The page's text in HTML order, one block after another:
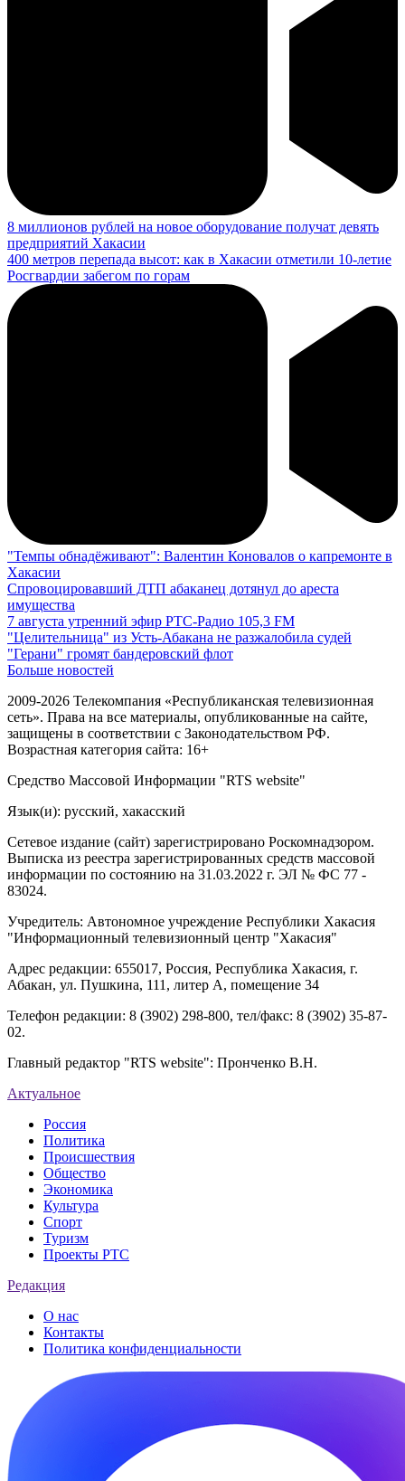
8 миллионов рублей на новое оборудование получат девять
предприятий Хакасии
400 метров перепада высот: как в Хакасии отметили 10-летие
Росгвардии забегом по горам
"Темпы обнадёживают": Валентин Коновалов о капремонте в
Хакасии
Спровоцировавший ДТП абаканец дотянул до ареста
имущества
7 августа утренний эфир РТС-Радио 105,3 FM
"Целительница" из Усть-Абакана не разжалобила судей
"Герани" громят бандеровский флот
Больше новостей
2009-2026 Телекомпания «Республиканская телевизионная
сеть». Права на все материалы, опубликованные на сайте,
защищены в соответствии с Законодательством РФ.
Возрастная категория сайта: 16+
Средство Массовой Информации "RTS website"
Язык(и): русский, хакасский
Сетевое издание (сайт) зарегистрировано Роскомнадзором.
Выписка из реестра зарегистрированных средств массовой
информации по состоянию на 31.03.2022 г. ЭЛ № ФС 77 -
83024.
Учредитель: Автономное учреждение Республики Хакасия
"Информационный телевизионный центр "Хакасия"
Адрес редакции: 655017, Россия, Республика Хакасия, г.
Абакан, ул. Пушкина, 111, литер А, помещение 34
Телефон редакции: 8 (3902) 298-800, тел/факс: 8 (3902) 35-87-
02.
Главный редактор "RTS website": Пронченко В.Н.
Актуальное
Россия
Политика
Происшествия
Общество
Экономика
Культура
Спорт
Туризм
Проекты РТС
Редакция
О нас
Контакты
Политика конфиденциальности